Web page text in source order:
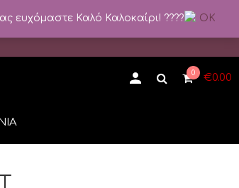
0 €0.00
ευχόμαστε Καλό Καλοκαίρι! ???? OK